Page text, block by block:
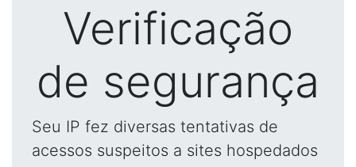
Verificação
de segurança
Seu IP fez diversas tentativas de
acessos suspeitos a sites hospedados